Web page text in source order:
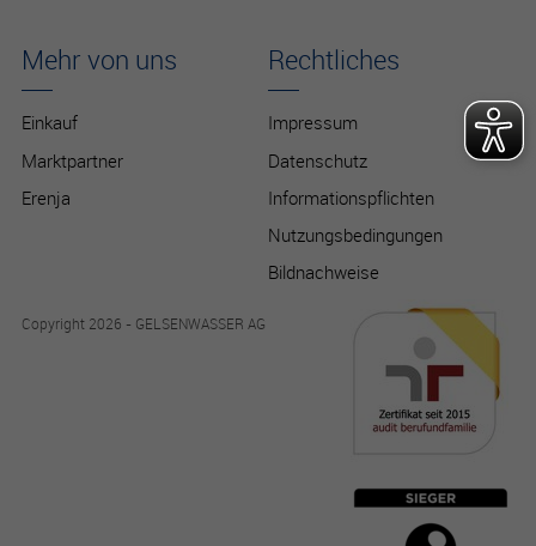
Mehr von uns
Einkauf
Marktpartner
Erenja
Rechtliches
Impressum
Datenschutz
Informationspflichten
Nutzungsbedingungen
Bildnachweise
Copyright 2026 - GELSENWASSER AG